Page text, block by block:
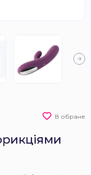
В обране